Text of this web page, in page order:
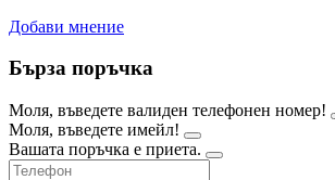
Добави мнение
Бърза поръчка
Моля, въведете валиден телефонен номер!
Моля, въведете имейл!
Вашата поръчка е приета.